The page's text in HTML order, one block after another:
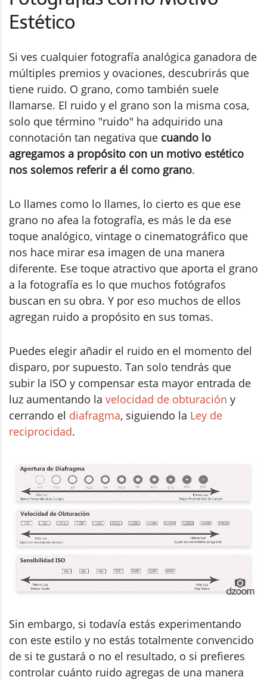
Estético
Si ves cualquier fotografía analógica ganadora de
múltiples premios y ovaciones, descubrirás que
tiene ruido. O grano, como también suele
llamarse. El ruido y el grano son la misma cosa,
solo que término "ruido" ha adquirido una
connotación tan negativa que cuando lo
agregamos a propósito con un motivo estético
nos solemos referir a él como grano.
Lo llames como lo llames, lo cierto es que ese
grano no afea la fotografía, es más le da ese
toque analógico, vintage o cinematográfico que
nos hace mirar esa imagen de una manera
diferente. Ese toque atractivo que aporta el grano
a la fotografía es lo que muchos fotógrafos
buscan en su obra. Y por eso muchos de ellos
agregan ruido a propósito en sus tomas.
Puedes elegir añadir el ruido en el momento del
disparo, por supuesto. Tan solo tendrás que
subir la ISO y compensar esta mayor entrada de
luz aumentando la velocidad de obturación y
cerrando el diafragma, siguiendo la Ley de
reciprocidad.
Sin embargo, si todavía estás experimentando
con este estilo y no estás totalmente convencido
de si te gustará o no el resultado, o si prefieres
controlar cuánto ruido agregas de una manera